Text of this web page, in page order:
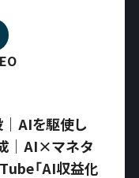
AIを駆使し
｜AI×マネタ
「AI収益化